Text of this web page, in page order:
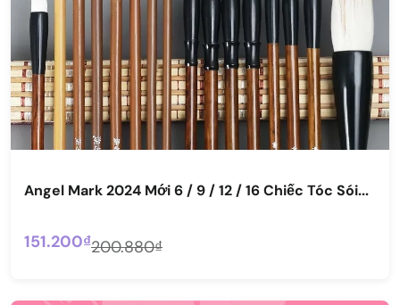
Angel Mark 2024 Mới 6 / 9 / 12 / 16 Chiếc Tóc Sói...
151.200₫200.880₫